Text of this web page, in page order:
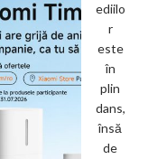
ediilo
r
este
în
plin
dans,
însă
de